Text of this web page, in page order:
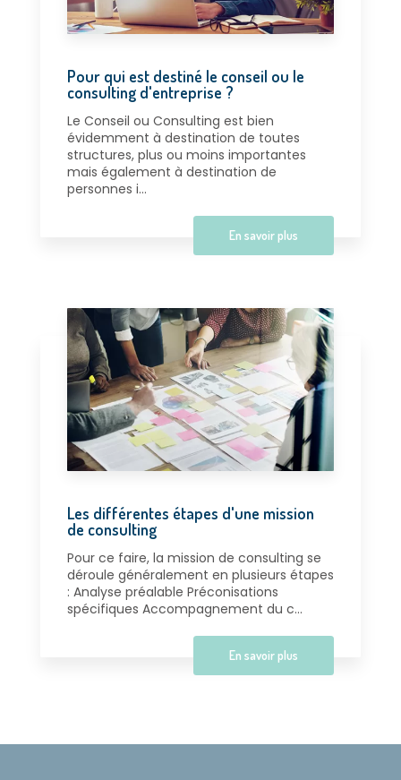
Pour qui est destiné le conseil ou le
consulting d'entreprise ?
Le Conseil ou Consulting est bien
évidemment à destination de toutes
structures, plus ou moins importantes
mais également à destination de
personnes i...
En savoir plus
Les différentes étapes d'une mission
de consulting
Pour ce faire, la mission de consulting se
déroule généralement en plusieurs étapes
: Analyse préalable Préconisations
spécifiques Accompagnement du c...
En savoir plus